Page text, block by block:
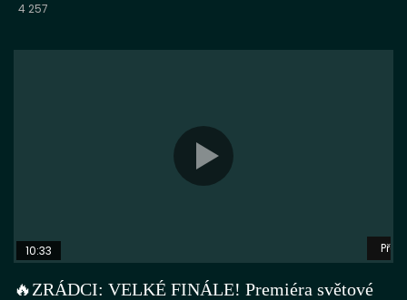
4 257
10:33
🔥ZRÁDCI: VELKÉ FINÁLE! Premiéra světové